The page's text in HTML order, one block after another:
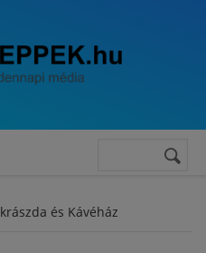
Keresés
és Kávéház